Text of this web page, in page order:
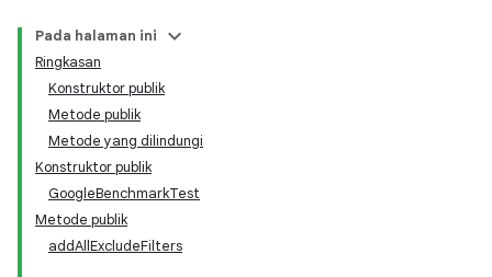
Pada halaman ini
Ringkasan
Konstruktor publik
Metode publik
Metode yang dilindungi
Konstruktor publik
GoogleBenchmarkTest
Metode publik
addAllExcludeFilters